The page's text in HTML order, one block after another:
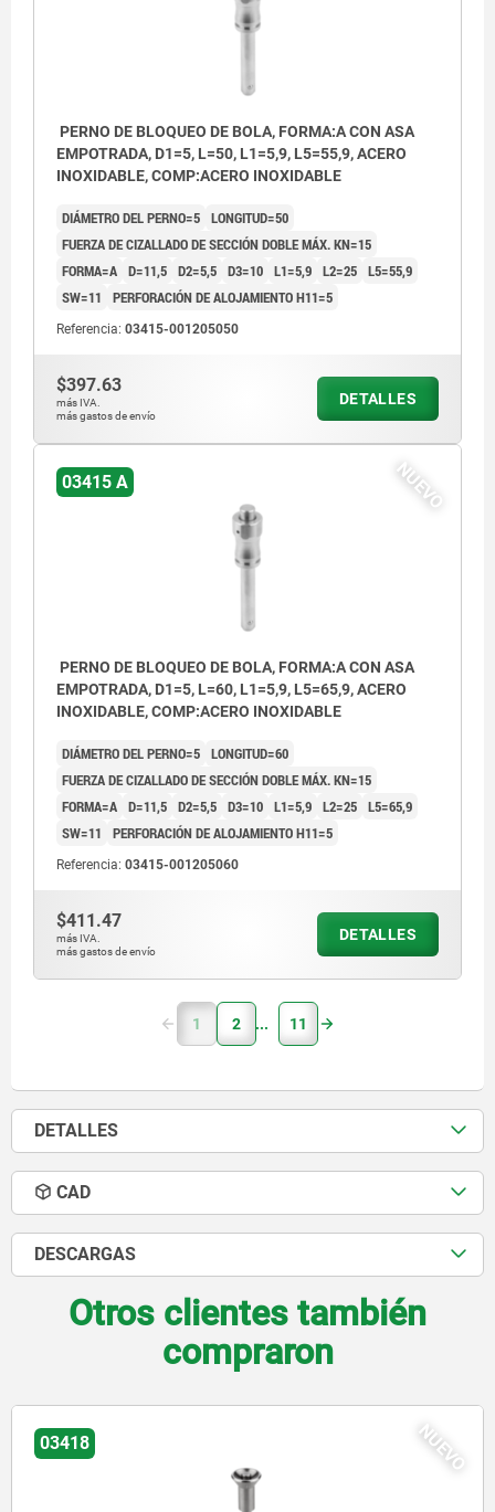
PERNO DE BLOQUEO DE BOLA, FORMA:A CON ASA
EMPOTRADA, D1=5, L=50, L1=5,9, L5=55,9, ACERO
INOXIDABLE, COMP:ACERO INOXIDABLE
DIÁMETRO DEL PERNO=5 LONGITUD=50
FUERZA DE CIZALLADO DE SECCIÓN DOBLE MÁX. KN=15
FORMA=A D=11,5 D2=5,5 D3=10 L1=5,9 L2=25 L5=55,9
SW=11
PERFORACIÓN DE ALOJAMIENTO H11=5
Referencia: 03415-001205050
$397.63
más IVA.
más gastos de envío
DETALLES
NUEVO
03415 A
PERNO DE BLOQUEO DE BOLA, FORMA:A CON ASA
EMPOTRADA, D1=5, L=60, L1=5,9, L5=65,9, ACERO
INOXIDABLE, COMP:ACERO INOXIDABLE
DIÁMETRO DEL PERNO=5 LONGITUD=60
FUERZA DE CIZALLADO DE SECCIÓN DOBLE MÁX. KN=15
FORMA=A D=11,5 D2=5,5 D3=10 L1=5,9 L2=25 L5=65,9
SW=11
PERFORACIÓN DE ALOJAMIENTO H11=5
Referencia: 03415-001205060
$411.47
más IVA.
más gastos de envío
DETALLES
1 2 11
DETALLES
CAD
DESCARGAS
Otros clientes también
compraron
03415